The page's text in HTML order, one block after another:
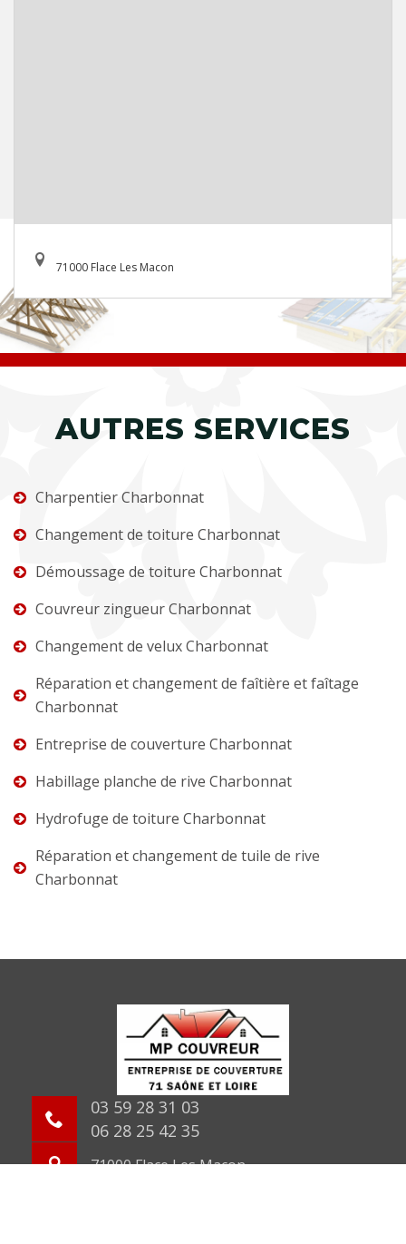
71000 Flace Les Macon
AUTRES SERVICES
Charpentier Charbonnat
Changement de toiture Charbonnat
Démoussage de toiture Charbonnat
Couvreur zingueur Charbonnat
Changement de velux Charbonnat
Réparation et changement de faîtière et faîtage
Charbonnat
Entreprise de couverture Charbonnat
Habillage planche de rive Charbonnat
Hydrofuge de toiture Charbonnat
Réparation et changement de tuile de rive
Charbonnat
03 59 28 31 03
06 28 25 42 35
71000 Flace Les Macon